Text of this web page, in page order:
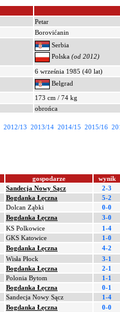
Petar
Borovićanin
Serbia
Polska (od 2012)
6 września 1985 (40 lat)
Belgrad
173 cm / 74 kg
obrońca
2012/13 2013/14 2014/15 2015/16
gospodarze
wynik
Sandecja Nowy Sącz
2-3
Bogdanka Łęczna
5-2
Dolcan Ząbki
0-0
Bogdanka Łęczna
3-0
KS Polkowice
1-4
GKS Katowice
1-0
Bogdanka Łęczna
4-2
Wisła Płock
3-1
Bogdanka Łęczna
2-1
Polonia Bytom
1-1
Bogdanka Łęczna
0-1
Sandecja Nowy Sącz
1-4
Bogdanka Łęczna 0-0